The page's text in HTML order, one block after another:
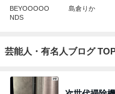
NDS
芸能人・有名人ブログ TOP
次世代掃除